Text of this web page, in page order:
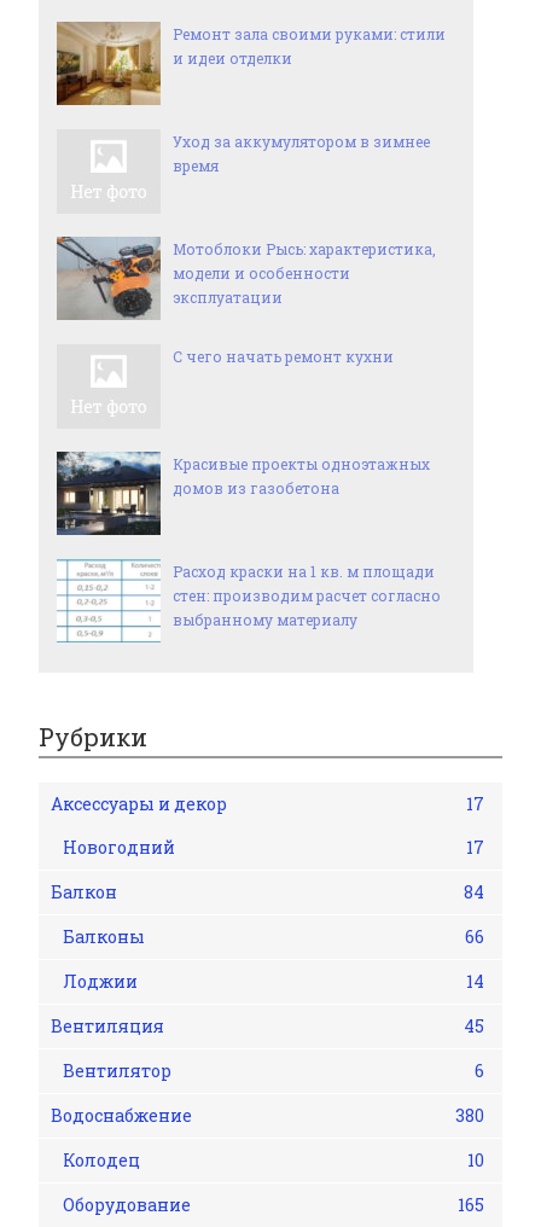
Ремонт зала своими руками: стили
и идеи отделки
Уход за аккумулятором в зимнее
время
Мотоблоки Рысь: характеристика,
модели и особенности
эксплуатации
С чего начать ремонт кухни
Красивые проекты одноэтажных
домов из газобетона
Расход краски на 1 кв. м площади
стен: производим расчет согласно
выбранному материалу
Рубрики
Аксессуары и декор
17
Новогодний
17
Балкон
84
Балконы
66
Лоджии
14
Вентиляция
45
Вентилятор
6
Водоснабжение
380
Колодец
10
Оборудование
165